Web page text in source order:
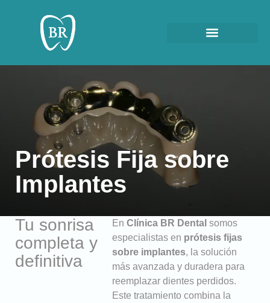
Prótesis Fija sobre
Implantes
Tu sonrisa
completa y
definitiva
En Clínica BR Dental somos
especialistas en prótesis fijas
sobre implantes, la solución
más avanzada y duradera para
reemplazar dientes perdidos.
Este tratamiento combina la